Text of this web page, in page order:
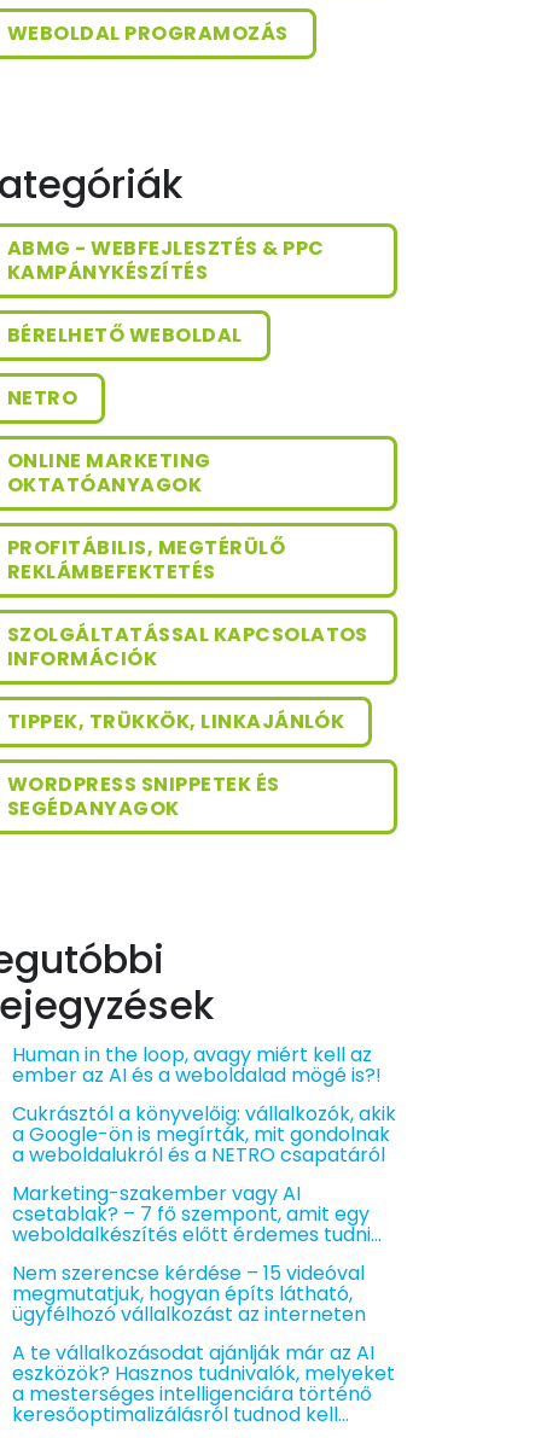
WEBOLDAL PROGRAMOZÁS
ABMG - WEBFEJLESZTÉS & PPC
KAMPÁNYKÉSZÍTÉS
BÉRELHETŐ WEBOLDAL
NETRO
ONLINE MARKETING
OKTATÓANYAGOK
PROFITÁBILIS, MEGTÉRÜLŐ
REKLÁMBEFEKTETÉS
SZOLGÁLTATÁSSAL KAPCSOLATOS
INFORMÁCIÓK
TIPPEK, TRÜKKÖK, LINKAJÁNLÓK
WORDPRESS SNIPPETEK ÉS
SEGÉDANYAGOK
Human in the loop, avagy miért kell az
ember az AI és a weboldalad mögé is?!
Cukrásztól a könyvelőig: vállalkozók, akik
a Google-ön is megírták, mit gondolnak
a weboldalukról és a NETRO csapatáról
Marketing-szakember vagy AI
csetablak? – 7 fő szempont, amit egy
weboldalkészítés előtt érdemes tudni…
Nem szerencse kérdése – 15 videóval
megmutatjuk, hogyan építs látható,
ügyfélhozó vállalkozást az interneten
A te vállalkozásodat ajánlják már az AI
eszközök? Hasznos tudnivalók, melyeket
a mesterséges intelligenciára történő
keresőoptimalizálásról tudnod kell…